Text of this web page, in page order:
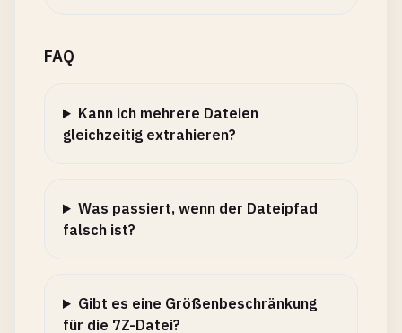
FAQ
Kann ich mehrere Dateien
gleichzeitig extrahieren?
Was passiert, wenn der Dateipfad
falsch ist?
Gibt es eine Größenbeschränkung
für die 7Z-Datei?